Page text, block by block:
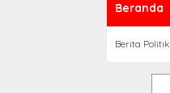
Beranda
Berita Politik